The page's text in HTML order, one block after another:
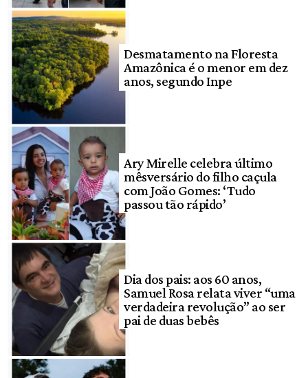
Desmatamento na Floresta
Amazônica é o menor em dez
anos, segundo Inpe
Ary Mirelle celebra último
mêsversário do filho caçula
com João Gomes: ‘Tudo
passou tão rápido’
Dia dos pais: aos 60 anos,
Samuel Rosa relata viver “uma
verdadeira revolução” ao ser
pai de duas bebês